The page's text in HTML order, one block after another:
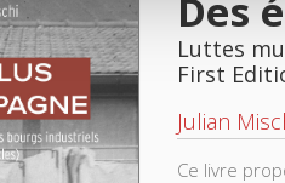
Des
Luttes
First
Julian
Ce livre